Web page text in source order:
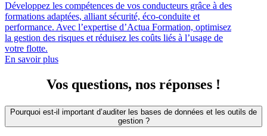
Développez les compétences de vos conducteurs grâce à des
formations adaptées, alliant sécurité, éco-conduite et
performance. Avec l’expertise d’Actua Formation, optimisez
la gestion des risques et réduisez les coûts liés à l’usage de
votre flotte.
En savoir plus
Vos questions, nos réponses !
Pourquoi est-il important d’auditer les bases de données et les outils de
gestion ?